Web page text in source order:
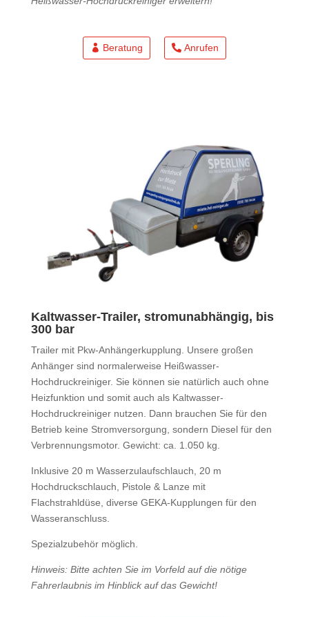
Beratung Anrufen
Kaltwasser-Trailer, stromunabhängig, bis
300 bar
Trailer mit Pkw-Anhängerkupplung. Unsere großen
Anhänger sind normalerweise Heißwasser-
Hochdruckreiniger. Sie können sie natürlich auch ohne
Heizfunktion und somit auch als Kaltwasser-
Hochdruckreiniger nutzen. Dann brauchen Sie für den
Betrieb keine Stromversorgung, sondern Diesel für den
Verbrennungsmotor. Gewicht: ca. 1.050 kg.
Inklusive 20 m Wasserzulaufschlauch, 20 m
Hochdruckschlauch, Pistole & Lanze mit
Flachstrahldüse, diverse GEKA-Kupplungen für den
Wasseranschluss.
Spezialzubehör möglich.
Hinweis: Bitte achten Sie im Vorfeld auf die nötige
Fahrerlaubnis im Hinblick auf das Gewicht!